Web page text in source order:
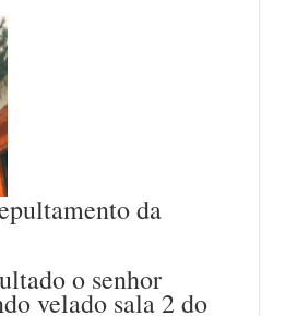
da
o senhor
velado sala 2 do